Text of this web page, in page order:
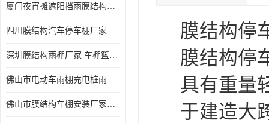
厦门夜宵摊遮阳挡雨膜结构雨棚设计 上门测量 款式多
四川膜结构汽车停车棚厂家 款式多 提供报价
深圳膜结构雨棚厂家 车棚篮球场体育看台 规格多样
佛山市电动车雨棚充电桩雨棚小区电动车棚
佛山市膜结构车棚安装厂家发货安装
膜结构停
膜结构停
具有重量
于建造大